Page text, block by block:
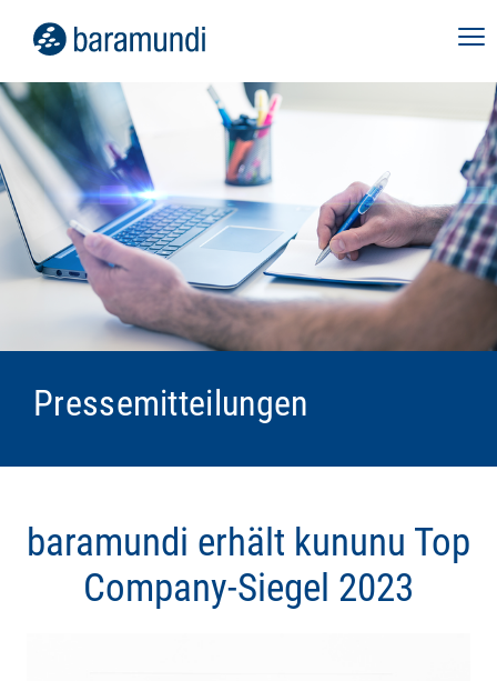
Pressemitteilungen
baramundi erhält kununu Top
Company-Siegel 2023